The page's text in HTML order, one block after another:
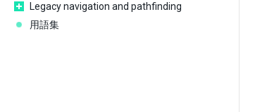
Legacy navigation and pathfinding
用語集